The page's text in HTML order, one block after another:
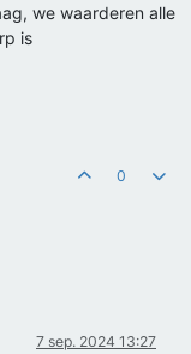
we waarderen alle
is
0
7 sep. 2024 13:27